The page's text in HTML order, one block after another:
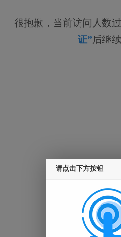
很抱歉，当前访问人数
证”后继
请点击下方按钮